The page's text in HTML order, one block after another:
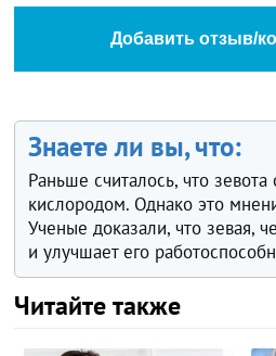
Добавить отзыв/
Знаете ли вы, что:
Раньше считалось, что
кислородом. Однако это
Ученые доказали, что зевая,
и улучшает его
Читайте также